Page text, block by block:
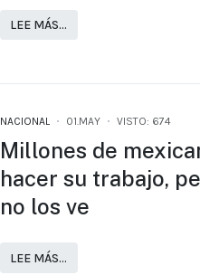
LEE MÁS…
NACIONAL 01.MAY VISTO: 674
Millones de
hacer su trabajo,
no los ve
LEE MÁS…